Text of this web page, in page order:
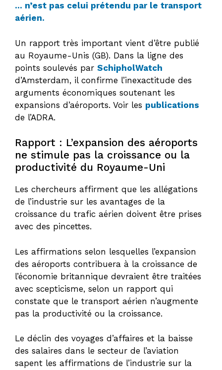
… n’est pas celui prétendu par le transport
aérien.
Un rapport très important vient d’être publié
au Royaume-Unis (GB). Dans la ligne des
points soulevés par SchipholWatch
d’Amsterdam, il confirme l’inexactitude des
arguments économiques soutenant les
expansions d’aéroports. Voir les publications
de l’ADRA.
Rapport : L’expansion des aéroports
ne stimule pas la croissance ou la
productivité du Royaume-Uni
Les chercheurs affirment que les allégations
de l’industrie sur les avantages de la
croissance du trafic aérien doivent être prises
avec des pincettes.
Les affirmations selon lesquelles l’expansion
des aéroports contribuera à la croissance de
l’économie britannique devraient être traitées
avec scepticisme, selon un rapport qui
constate que le transport aérien n’augmente
pas la productivité ou la croissance.
Le déclin des voyages d’affaires et la baisse
des salaires dans le secteur de l’aviation
sapent les affirmations de l’industrie sur la